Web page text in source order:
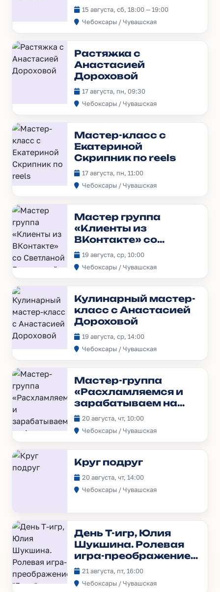
15 августа, сб, 18:00 — 19:00
Чебоксары / Чувашская
Растяжка с
Анастасией
Дороховой
17 августа, пн, 09:30
Чебоксары / Чувашская
Мастер-класс с
Екатериной
Скрипник по reels
17 августа, пн, 11:00
Чебоксары / Чувашская
Мастер группа
«Клиенты из
ВКонтакте» со
Светланой
Гавриловой
19 августа, ср, 10:00
Чебоксары / Чувашская
Кулинарный мастер-
класс с Анастасией
Дороховой
19 августа, ср, 14:00
Чебоксары / Чувашская
Мастер-группа
«Расхламляемся и
зарабатываем на
Авито»
20 августа, чт, 10:00
Чебоксары / Чувашская
Круг подруг
20 августа, чт, 14:00
Чебоксары / Чувашская
День Т-игр, Юлия
Шукшина. Ролевая
игра-преображение
"Дура"
21 августа, пт, 16:00
Чебоксары / Чувашская